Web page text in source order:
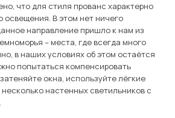
что для стиля прованс характерно
освещения. В этом нет ничего
направление пришло к нам из
– места, где всегда много
в наших условиях об этом остаётся
попытаться компенсировать
окна, используйте лёгкие
настенных светильников с